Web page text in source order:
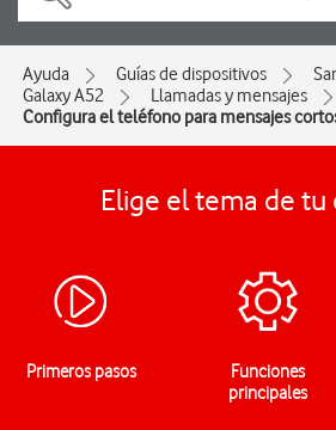
Ayuda Guías de dispositivos
Galaxy A52
Llamadas y mensajes
Configura el teléfono para mensajes
Elige el tema de tu
Primeros pasos
Funciones
principales